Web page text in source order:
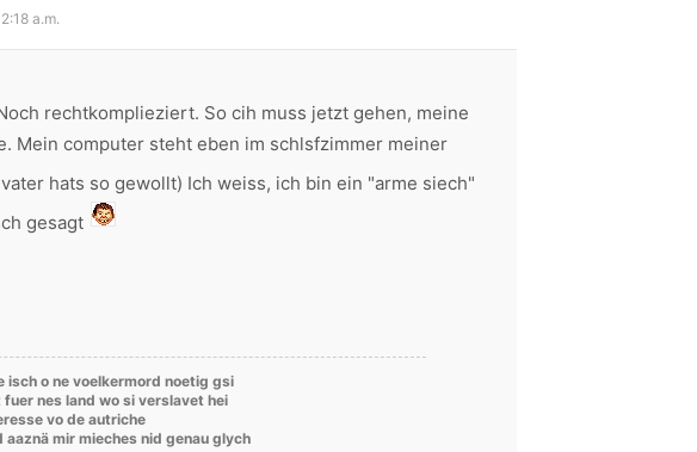
a.m.
rechtkomplieziert. So cih muss jetzt gehen, meine
Mein computer steht eben im schlsfzimmer meiner
hats so gewollt) Ich weiss, ich bin ein "arme siech"
gesagt
isch o ne voelkermord noetig gsi
nes land wo si verslavet hei
vo de autriche
mir mieches nid genau glych